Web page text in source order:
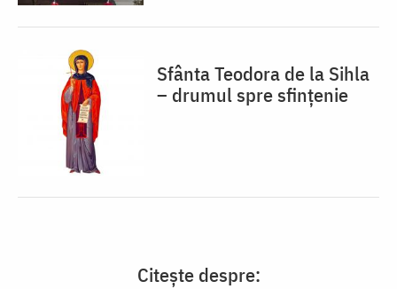
Sfânta Teodora de la Sihla
– drumul spre sfințenie
Citește despre: